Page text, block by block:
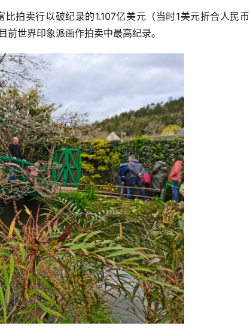
拍卖行以破纪录的1.107亿美元（当时1美元折合人民币
世界印象派画作拍卖中最高纪录。